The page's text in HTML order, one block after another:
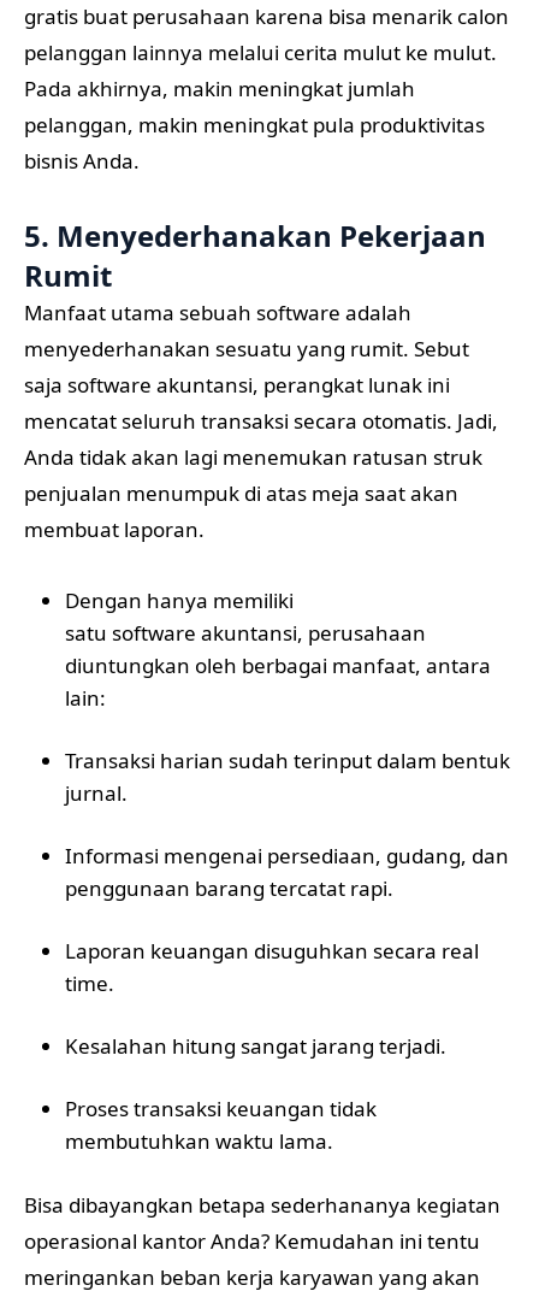
gratis buat perusahaan karena bisa menarik calon
pelanggan lainnya melalui cerita mulut ke mulut.
Pada akhirnya, makin meningkat jumlah
pelanggan, makin meningkat pula produktivitas
bisnis Anda.
5. Menyederhanakan Pekerjaan
Rumit
Manfaat utama sebuah software adalah
menyederhanakan sesuatu yang rumit. Sebut
saja software akuntansi, perangkat lunak ini
mencatat seluruh transaksi secara otomatis. Jadi,
Anda tidak akan lagi menemukan ratusan struk
penjualan menumpuk di atas meja saat akan
membuat laporan.
Dengan hanya memiliki
satu software akuntansi, perusahaan
diuntungkan oleh berbagai manfaat, antara
lain:
Transaksi harian sudah terinput dalam bentuk
jurnal.
Informasi mengenai persediaan, gudang, dan
penggunaan barang tercatat rapi.
Laporan keuangan disuguhkan secara real
time.
Kesalahan hitung sangat jarang terjadi.
Proses transaksi keuangan tidak
membutuhkan waktu lama.
Bisa dibayangkan betapa sederhananya kegiatan
operasional kantor Anda? Kemudahan ini tentu
meringankan beban kerja karyawan yang akan